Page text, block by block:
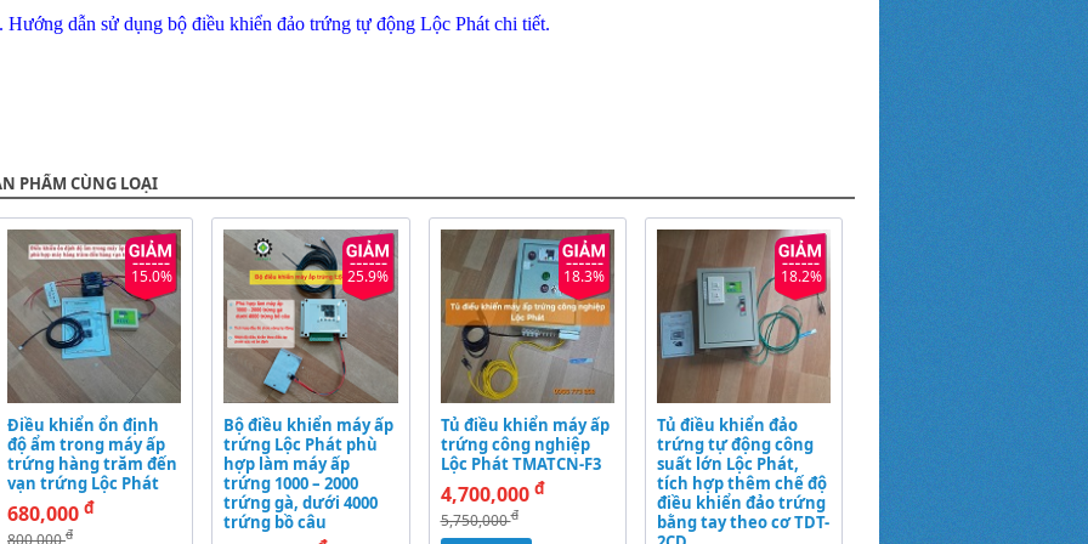
Hướng dẫn sử dụng bộ điều khiển đảo trứng tự động Lộc Phát chi tiết.
PHẨM CÙNG LOẠI
15.0%
Điều khiển ổn định
độ ẩm trong máy ấp
trứng hàng trăm đến
vạn trứng Lộc Phát
680,000 đ
800,000đ
25.9%
Bộ điều khiển máy ấp
trứng Lộc Phát phù
hợp làm máy ấp
trứng 1000 – 2000
trứng gà, dưới 4000
trứng bồ câu
18.3%
Tủ điều khiển máy ấp
trứng công nghiệp
Lộc Phát TMATCN-F3
4,700,000 đ
5,750,000đ
18.2%
Tủ điều khiển đảo
trứng tự động công
suất lớn Lộc Phát,
tích hợp thêm chế độ
điều khiển đảo trứng
bằng tay theo cơ TDT-